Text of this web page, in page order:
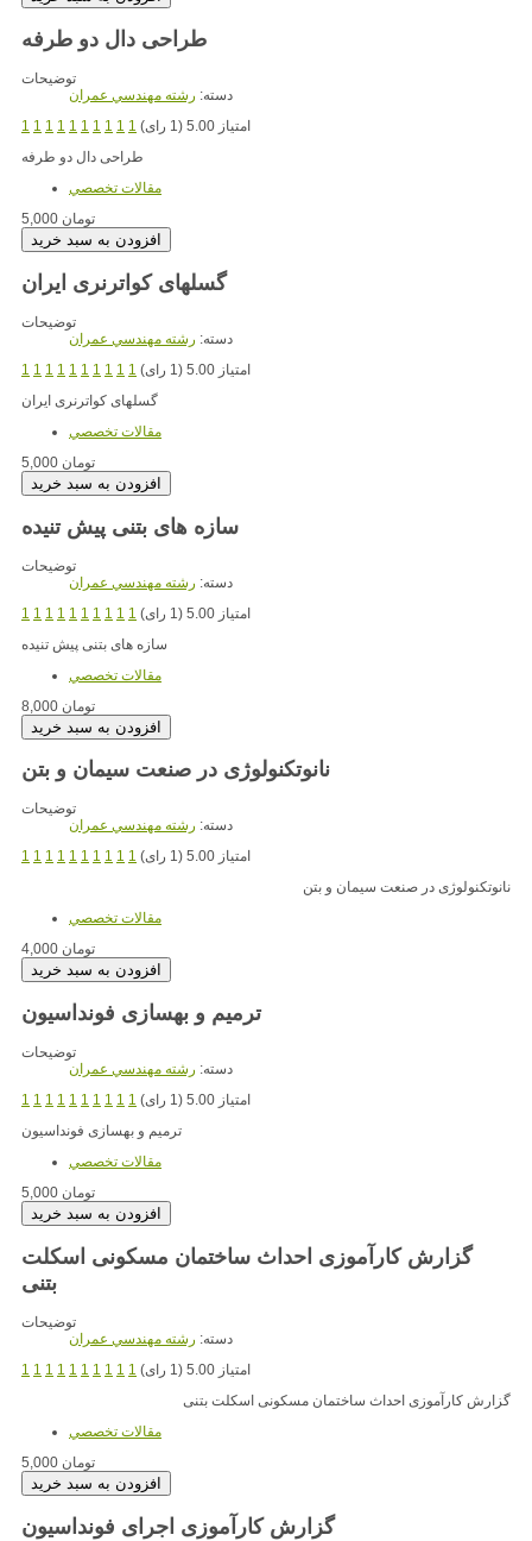
طراحی دال دو طرفه
توضیحات
دسته: رشته مهندسي عمران
1 1 1 1 1 1 1 1 1 1
امتیاز 5.00 (1 رای)
مقالات تخصصي
5,000 تومان
گسلهای کواترنری ایران
توضیحات
دسته: رشته مهندسي عمران
1 1 1 1 1 1 1 1 1 1
امتیاز 5.00 (1 رای)
گسلهای کواترنری ایران
مقالات تخصصي
5,000 تومان
سازه های بتنی پیش تنیده
توضیحات
دسته: رشته مهندسي عمران
1 1 1 1 1 1 1 1 1 1
امتیاز 5.00 (1 رای)
سازه های بتنی پیش تنیده
مقالات تخصصي
8,000 تومان
نانوتکنولوژی در صنعت سیمان و بتن
توضیحات
دسته: رشته مهندسي عمران
1 1 1 1 1 1 1 1 1 1
امتیاز 5.00 (1 رای)
نانوتکنولوژی در صنعت سیمان و بتن
مقالات تخصصي
4,000 تومان
ترمیم و بهسازی فونداسیون
توضیحات
دسته: رشته مهندسي عمران
1 1 1 1 1 1 1 1 1 1
امتیاز 5.00 (1 رای)
ترمیم و بهسازی فونداسیون
مقالات تخصصي
5,000 تومان
گزارش کارآموزی احداث ساختمان مسکونی اسکلت
بتنی
توضیحات
دسته: رشته مهندسي عمران
1 1 1 1 1 1 1 1 1 1
امتیاز 5.00 (1 رای)
گزارش کارآموزی احداث ساختمان مسکونی اسکلت بتنی
مقالات تخصصي
5,000 تومان
گزارش کارآموزی اجرای فونداسیون